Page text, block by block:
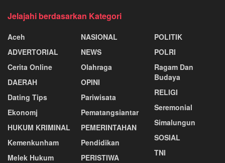
Jelajahi berdasarkan Kategori
Aceh
ADVERTORIAL
Cerita Online
DAERAH
Dating Tips
Ekonomj
HUKUM KRIMINAL
Kemenkunham
Melek Hukum
NASIONAL
NEWS
Olahraga
OPINI
Pariwisata
Pematangsiantar
PEMERINTAHAN
Pendidikan
PERISTIWA
POLITIK
POLRI
Ragam Dan
Budaya
RELIGI
Seremonial
Simalungun
SOSIAL
TNI